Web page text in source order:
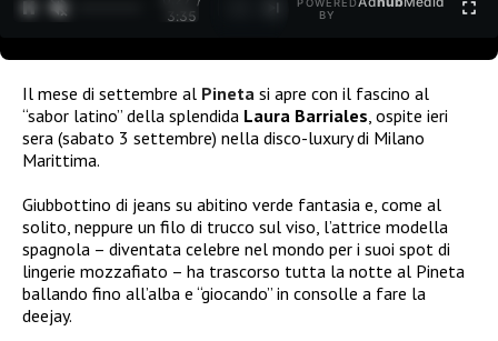
3:35
POWERED
BY
Il mese di settembre al Pineta si apre con il fascino al
“sabor latino” della splendida Laura Barriales , ospite ieri
sera (sabato 3 settembre) nella disco-luxury di Milano
Marittima.
Giubbottino di jeans su abitino verde fantasia e, come al
solito, neppure un filo di trucco sul viso, l’attrice modella
spagnola – diventata celebre nel mondo per i suoi spot di
lingerie mozzafiato – ha trascorso tutta la notte al Pineta
ballando fino all’alba e “giocando” in consolle a fare la
deejay.